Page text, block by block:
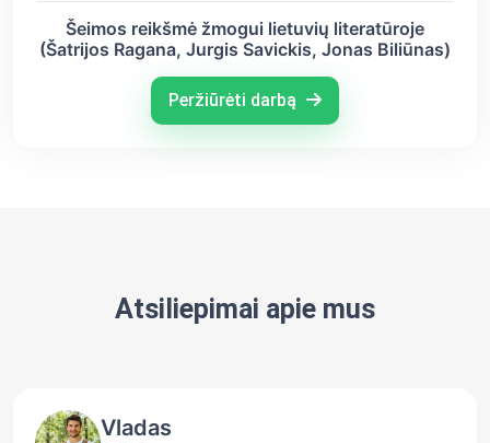
Šeimos reikšmė žmogui lietuvių literatūroje
(Šatrijos Ragana, Jurgis Savickis, Jonas Biliūnas)
Peržiūrėti darbą
Atsiliepimai apie mus
Vladas